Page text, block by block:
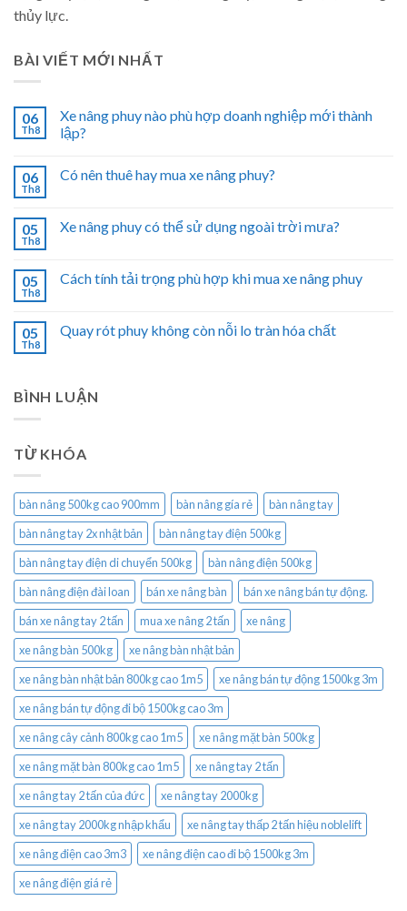
thủy lực.
BÀI VIẾT MỚI NHẤT
06
Th8
Xe nâng phuy nào phù hợp doanh nghiệp mới thành
lập?
06
Th8
Có nên thuê hay mua xe nâng phuy?
05
Th8
Xe nâng phuy có thể sử dụng ngoài trời mưa?
05
Th8
Cách tính tải trọng phù hợp khi mua xe nâng phuy
05
Th8
Quay rót phuy không còn nỗi lo tràn hóa chất
BÌNH LUẬN
TỪ KHÓA
bàn nâng 500kg cao 900mm bàn nâng gía rẻ
bàn nâng tay
bàn nâng tay 2x nhật bản
bàn nâng tay điện 500kg
bàn nâng tay điện di chuyển 500kg
bàn nâng điện 500kg
bàn nâng điện đài loan
bán xe nâng bàn
bán xe nâng bán tự động.
bán xe nâng tay 2 tấn
mua xe nâng 2 tấn
xe nâng
xe nâng bàn 500kg
xe nâng bàn nhật bản
xe nâng bàn nhật bản 800kg cao 1m5
xe nâng bán tự động 1500kg 3m
xe nâng bán tự động đi bộ 1500kg cao 3m
xe nâng cây cảnh 800kg cao 1m5
xe nâng mặt bàn 500kg
xe nâng mặt bàn 800kg cao 1m5
xe nâng tay 2 tấn
xe nâng tay 2 tấn của đức
xe nâng tay 2000kg
xe nâng tay 2000kg nhập khẩu
xe nâng tay thấp 2 tấn hiệu noblelift
xe nâng điện cao 3m3
xe nâng điện cao đi bộ 1500kg 3m
xe nâng điện giá rẻ